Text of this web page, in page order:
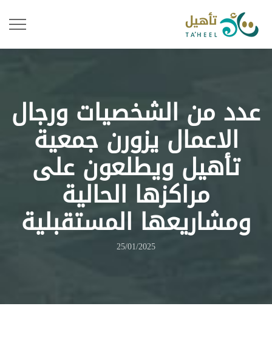
عدد من الشخصيات ورجال
الاعمال يزورن جمعية
تأهيل ويطلعون على
مراكزها الحالية
ومشاريعها المستقبلية
25/01/2025